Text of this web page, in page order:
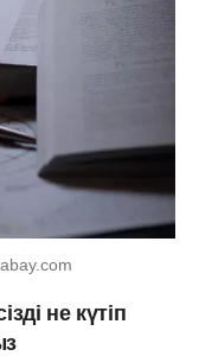
не күтіп